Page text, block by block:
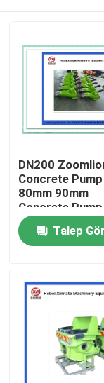
Ürünler
VİDEOLAR
DN200
Concrete
80mm 90mm
Concrete Pump
Valve
Talep